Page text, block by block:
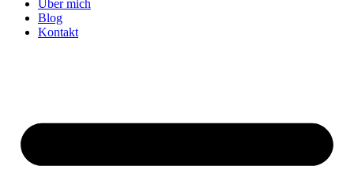
Über mich
Blog
Kontakt